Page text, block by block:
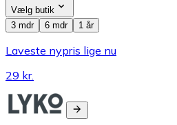
Vælg butik
3 mdr
6 mdr 1 år
Laveste nypris lige nu
29 kr.